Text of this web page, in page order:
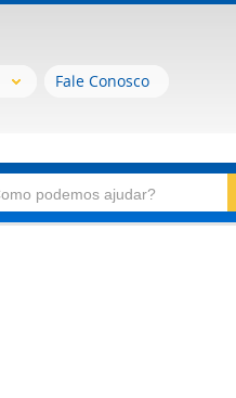
Fale Conosco